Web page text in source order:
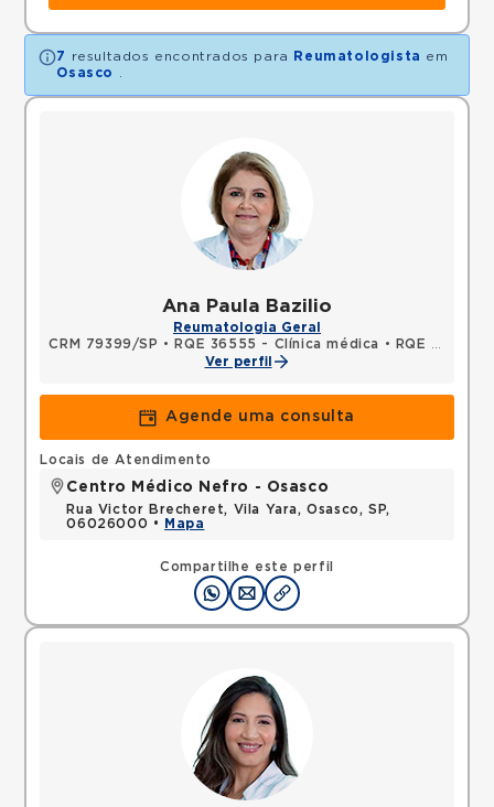
7 resultados encontrados para Reumatologista em
Osasco
Ana Paula Bazilio
Reumatologia Geral
CRM 79399/SP • RQE 36555 - Clínica médica •
RQE 36556 - Reumatologia
Ver perfil
Agende uma consulta
Compartilhe este perfil
Locais de Atendimento
Centro Médico Nefro - Osasco
Rua Victor Brecheret, Vila Yara, Osasco, SP,
06026000 •
Mapa